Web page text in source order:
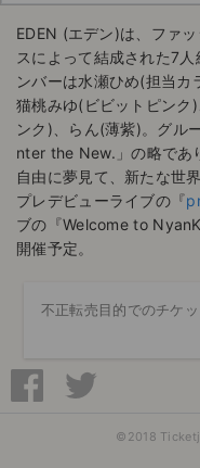
EDEN (エデン)は、ファッ
スによって結成された7
ンバーは水瀬ひめ(担当カ
猫桃みゆ(ビビットピンク
ンク)、らん(薄紫)。グル
nter the New.」の略であ
自由に夢見て、新たな世
プレデビューライブの『
ブの『Welcome to
開催予定。
不正転売目的でのチケ
©2018